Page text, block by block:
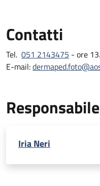
Contatti
Tel. 051 2143475 - ore
E-mail:
Responsabile
Iria Neri